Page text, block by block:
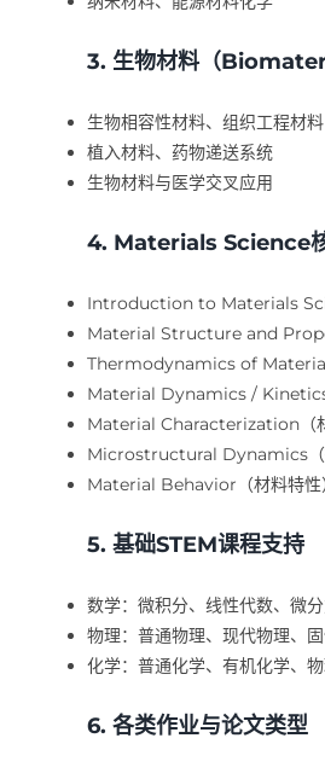
3. 生物材料（
生物相容性材料、组织工程材料
植入材料、药物递送系统
生物材料与医学交叉应用
4. Materials Science
Introduction to Materials
Material Structure and
Thermodynamics of
Material Dynamics / Kinetics
Material Characterization（
Microstructural Dynamics（
Material Behavior（材料特性
5. 基础STEM课程支持
数学：微积分、线性代数、微
物理：普通物理、现代物理、
化学：普通化学、有机化学、
6. 各类作业与论文类型